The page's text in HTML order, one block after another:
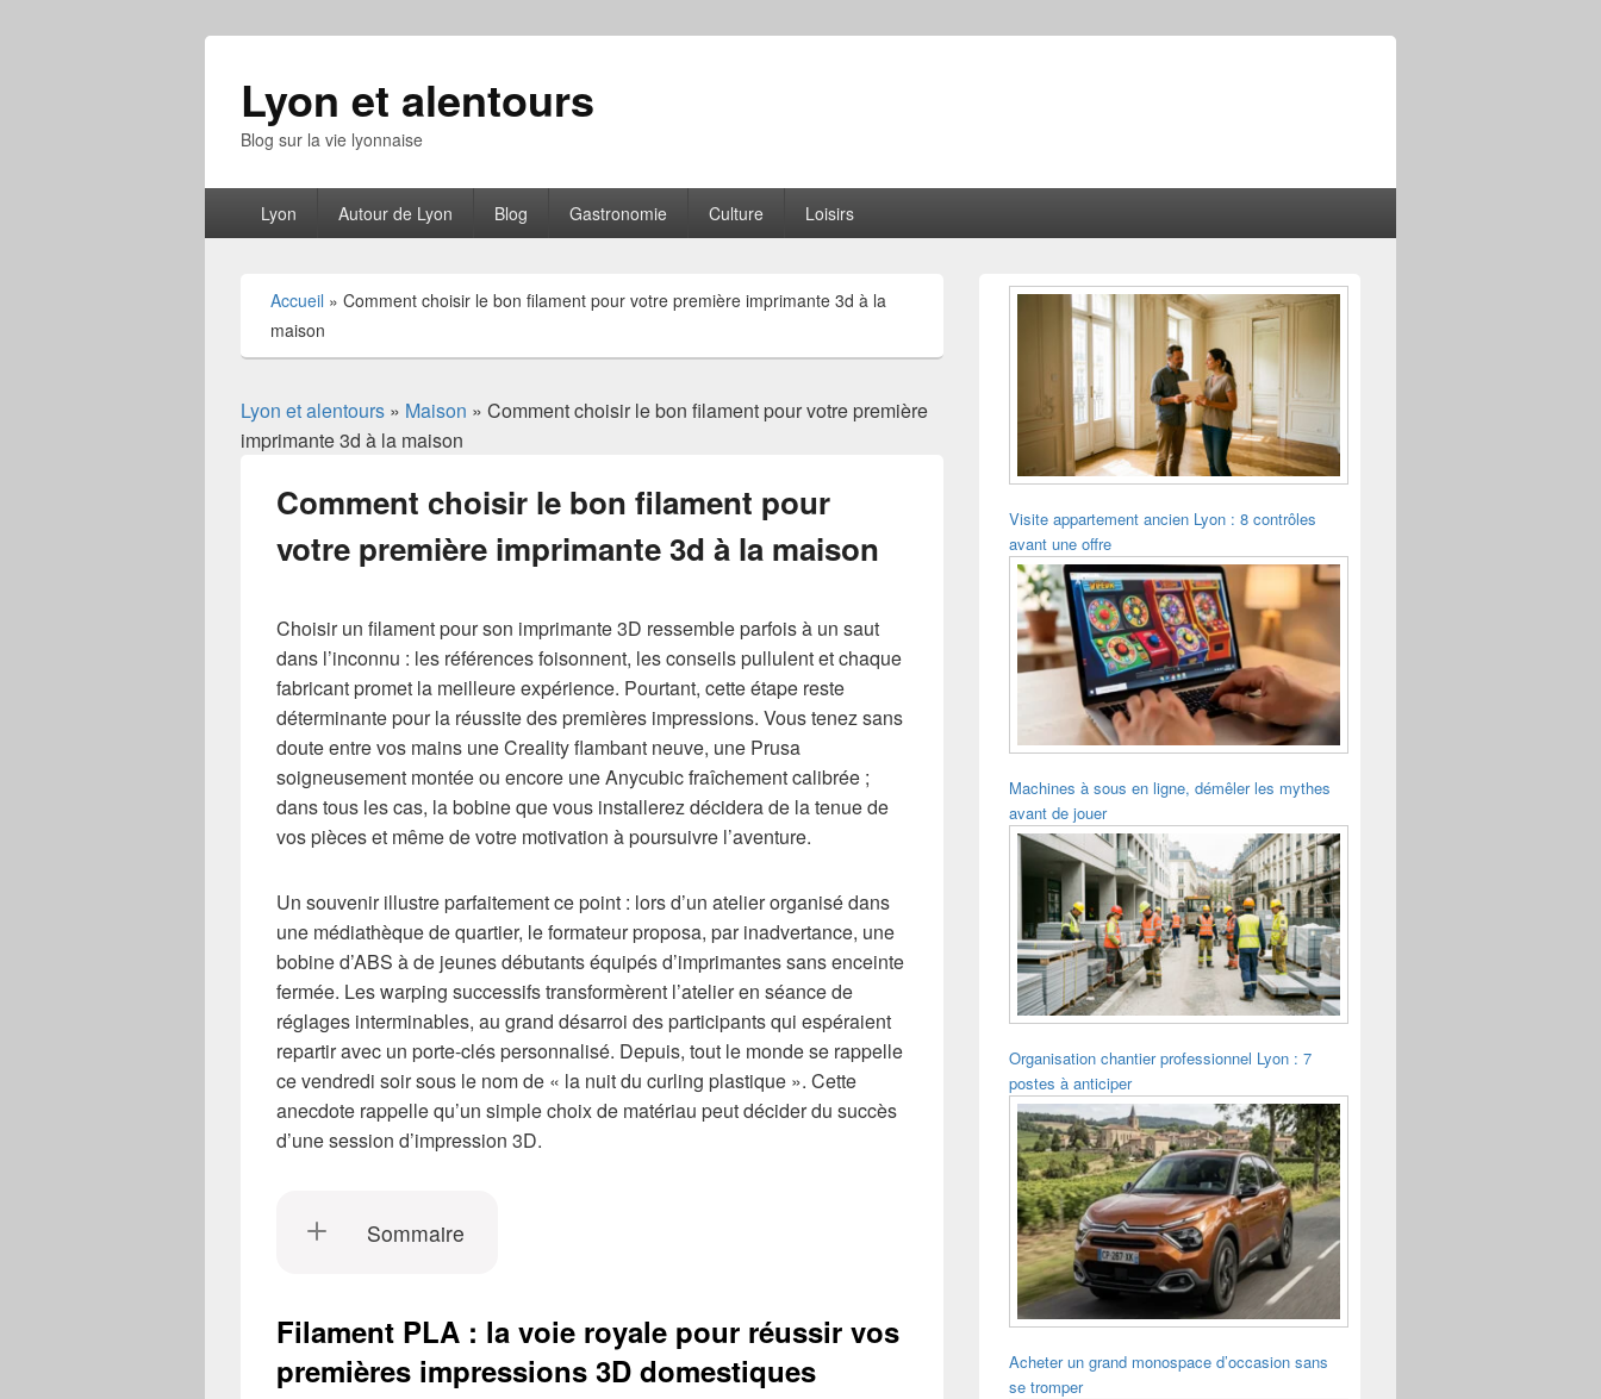
Lyon et alentours
Blog sur la vie lyonnaise
principalLyon Autour de Lyon Blog Gastronomie Culture Loisirs
Accueil » Comment choisir le bon filament pour votre première imprimante 3d à la
maison
Lyon et alentours » Maison » Comment choisir le bon filament pour votre première
imprimante 3d à la maison
Comment choisir le bon filament pour
votre première imprimante 3d à la maison
Choisir un filament pour son imprimante 3D ressemble parfois à un saut
dans l’inconnu : les références foisonnent, les conseils pullulent et chaque
fabricant promet la meilleure expérience. Pourtant, cette étape reste
déterminante pour la réussite des premières impressions. Vous tenez sans
doute entre vos mains une Creality flambant neuve, une Prusa
soigneusement montée ou encore une Anycubic fraîchement calibrée ;
dans tous les cas, la bobine que vous installerez décidera de la tenue de
vos pièces et même de votre motivation à poursuivre l’aventure.
Un souvenir illustre parfaitement ce point : lors d’un atelier organisé dans
une médiathèque de quartier, le formateur proposa, par inadvertance, une
bobine d’ABS à de jeunes débutants équipés d’imprimantes sans enceinte
fermée. Les warping successifs transformèrent l’atelier en séance de
réglages interminables, au grand désarroi des participants qui espéraient
repartir avec un porte-clés personnalisé. Depuis, tout le monde se rappelle
ce vendredi soir sous le nom de « la nuit du curling plastique ». Cette
anecdote rappelle qu’un simple choix de matériau peut décider du succès
d’une session d’impression 3D.
Sommaire
Filament PLA : la voie royale pour réussir vos
premières impressions 3D domestiques
Zone
Visite appartement ancien Lyon : 8 contrôles
avant une offre
Machines à sous en ligne, démêler les mythes
avant de jouer
Organisation chantier professionnel Lyon : 7
postes à anticiper
Acheter un grand monospace d’occasion sans
se tromper